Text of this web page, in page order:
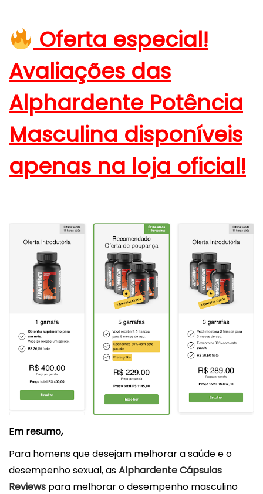
Oferta especial!
Avaliações das
Alphardente Potência
Masculina disponíveis
apenas na loja oficial!
Em resumo,
Para homens que desejam melhorar a saúde e o
desempenho sexual, asAlphardente Cápsulas
Reviews para melhorar o desempenho masculino